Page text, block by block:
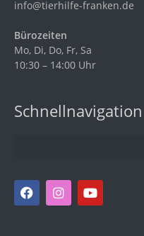
info@tierhilfe-franken.de
Bürozeiten
Mo, Di, Do, Fr, Sa
10:30 – 14:00 Uhr
Schnellnavigation